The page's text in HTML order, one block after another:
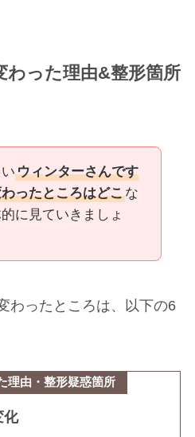
わった理由&整形箇所
ウィンターさんです
ったところはどこな
に見ていきましょ
わったところは、以下の6
理由・整形疑惑箇所
化